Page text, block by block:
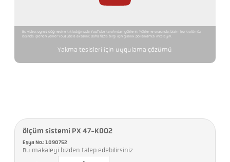
Bu video, oynat düğmesine tıkladığınızda YouTube tarafından yüklenir. Yükleme sırasında, bizim kontrolümüz
dışında işlenen veriler YouTube'a aktarılır. Daha fazla bilgi için gizlilik politikamızı inceleyin.
Yakma tesisleri için uygulama çözümü
ölçüm sistemi PX 47-K002
Eşya No.: 1090752
Bu makaleyi bizden talep edebilirsiniz